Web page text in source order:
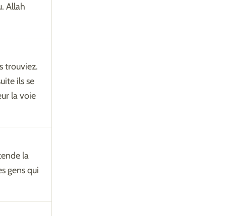
Allah
trouviez.
ils se
la voie
la
gens qui